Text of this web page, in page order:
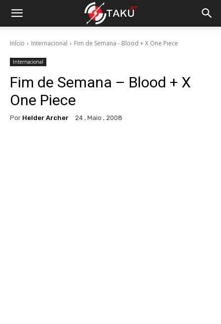
Início Internacional Fim de Semana - Blood + X One Piece
Internacional
Fim de Semana – Blood + X
One Piece
Por Helder Archer 24 , Maio , 2008